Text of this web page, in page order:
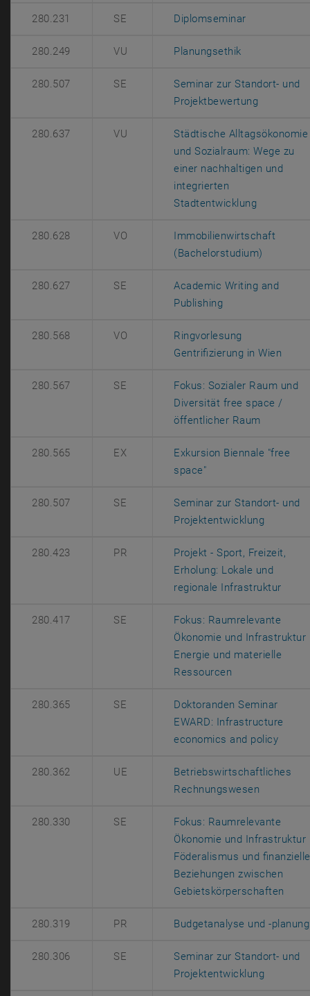
280.231 SE Diplomseminar, öffnet eine
280.249 VU Planungsethik, öffnet eine
280.507 SE
Seminar zur Standort- und
Projektbewertung
280.637 VU
Städtische Alltagsökonomie
und Sozialraum: Wege zu
einer nachhaltigen und
integrierten
Stadtentwicklung
280.628 VO
Immobilienwirtschaft
(Bachelorstudium)
280.627 SE
Academic Writing and
Publishing
280.568 VO
Ringvorlesung
Gentrifizierung in Wien
280.567 SE
Fokus: Sozialer Raum und
Diversität free space /
öffentlicher Raum, öffnet
280.565 EX
Exkursion Biennale "free
space", öffnet eine externe
280.507 SE
Seminar zur Standort- und
Projektentwicklung
280.423 PR
Projekt - Sport, Freizeit,
Erholung: Lokale und
regionale Infrastruktur
280.417 SE
Fokus: Raumrelevante
Ökonomie und Infrastruktur
Energie und materielle
Ressourcen
280.365 SE
Doktoranden Seminar
EWARD: Infrastructure
economics and policy
280.362 UE
Betriebswirtschaftliches
Rechnungswesen
280.330 SE
Fokus: Raumrelevante
Ökonomie und Infrastruktur
Föderalismus und finanzielle
Beziehungen zwischen
Gebietskörperschaften
280.319 PR Budgetanalyse und -planung
280.306 SE
Seminar zur Standort- und
Projektentwicklung